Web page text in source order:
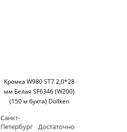
Кромка W980 ST7 2,0*28
мм Белая SF6346 (W200)
(150 м бухта) Dollken
Санкт-
Петербург Достаточно